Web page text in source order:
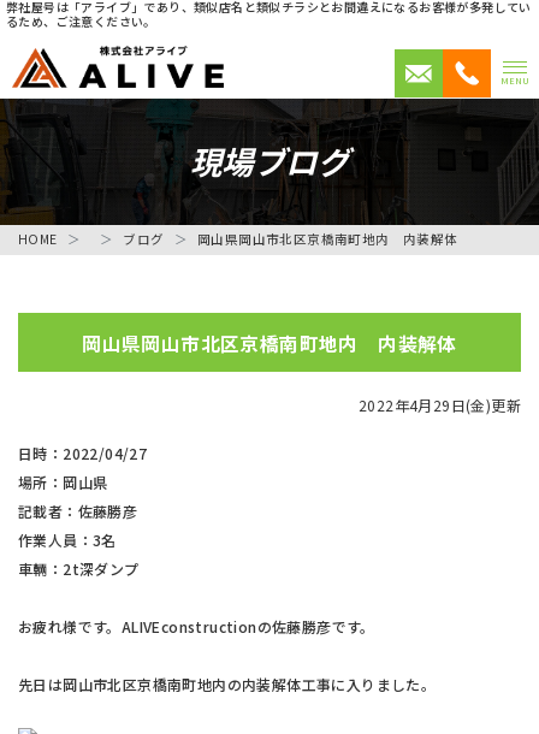
弊社屋号は「アライブ」であり、類似店名と類似チラシとお間違えになるお客様が多発してい
るため、ご注意ください。
MENU
現場ブログ
HOME ブログ 岡山県岡山市北区京橋南町地内 内装解体
岡山県岡山市北区京橋南町地内 内装解体
2022年4月29日(金)更新
日時：2022/04/27
場所：岡山県
記載者：佐藤勝彦
作業人員：3名
車輛：2t深ダンプ
お疲れ様です。ALIVEconstructionの佐藤勝彦です。
先日は岡山市北区京橋南町地内の内装解体工事に入りました。